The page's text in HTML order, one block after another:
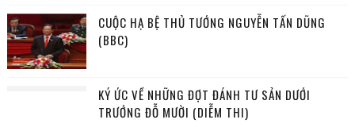
CUỘC HẠ BỆ THỦ TƯỚNG NGUYỄN TẤN DŨNG
(BBC)
KÝ ỨC VỀ NHỮNG ĐỢT ĐÁNH TƯ SẢN DƯỚI
TRƯỚNG ĐỖ MƯỜI (DIỄM THI)